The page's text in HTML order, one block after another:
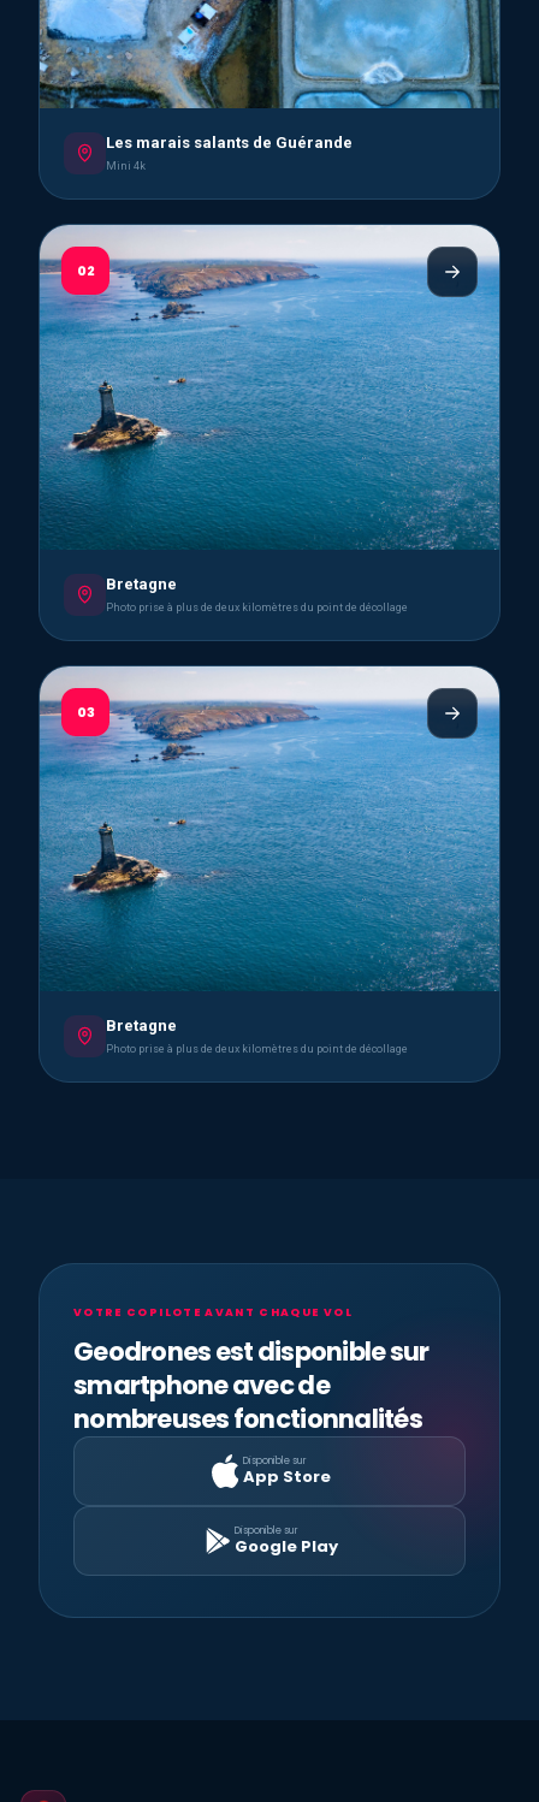
Les marais salants de Guérande
Mini 4k
02
Bretagne
Photo prise à plus de deux kilomètres du point de décollage
03
Bretagne
Photo prise à plus de deux kilomètres du point de décollage
VOTRE COPILOTE AVANT CHAQUE VOL
Geodrones est disponible sur
smartphone avec de
nombreuses fonctionnalités
Disponible sur
App Store
Disponible sur
Google Play